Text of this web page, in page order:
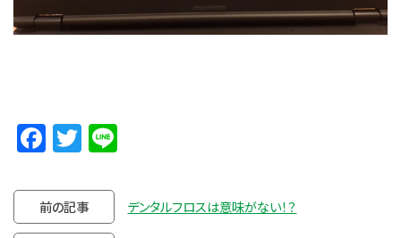
Facebook
Twitter
前の記事 デンタルフロスは意味がない！？